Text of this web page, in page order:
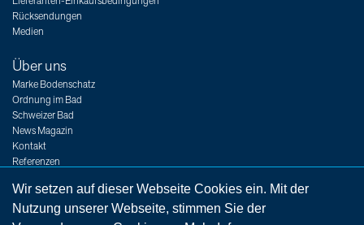
Rücksendungen
Medien
Über uns
Marke Bodenschatz
Ordnung im Bad
Schweizer Bad
News Magazin
Kontakt
Referenzen
Jobs
Wir setzen auf dieser Webseite Cookies ein. Mit der
Nutzung unserer Webseite, stimmen Sie der